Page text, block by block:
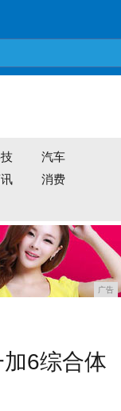
汽车
消费
广告
加6综合体